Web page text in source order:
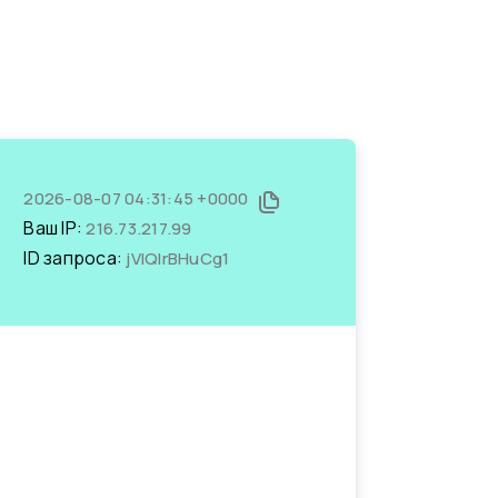
2026-08-07 04:31:45 +0000
Ваш IP:216.73.217.99
ID запроса: jVIQlrBHuCg1